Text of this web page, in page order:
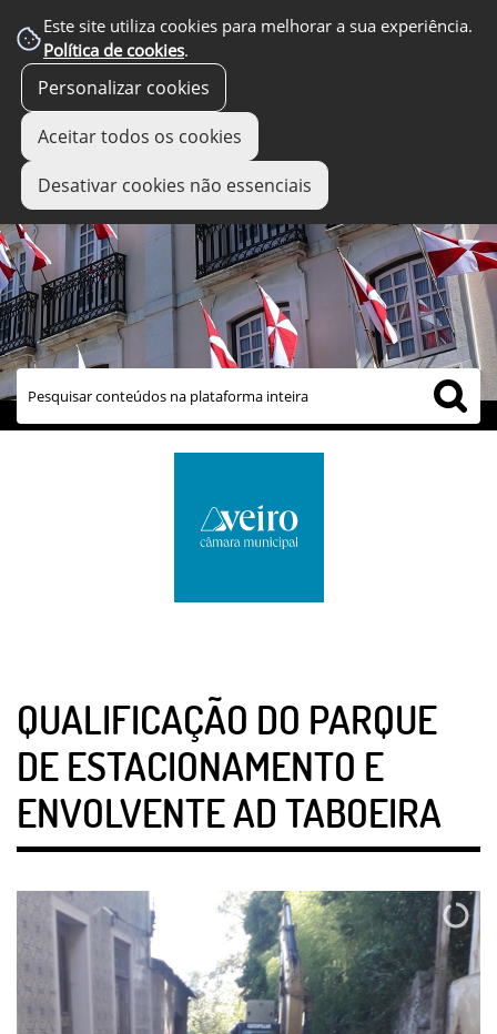
Este site utiliza cookies para melhorar a sua experiência.
Política de cookies.
Personalizar cookies
Aceitar todos os cookies
Desativar cookies não essenciais
links úteis
QUALIFICAÇÃO DO PARQUE
DE ESTACIONAMENTO E
ENVOLVENTE AD TABOEIRA